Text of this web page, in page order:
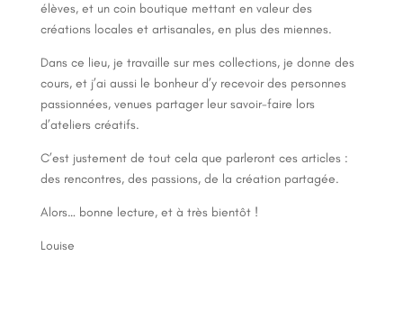
élèves, et un coin boutique mettant en valeur des
créations locales et artisanales, en plus des miennes.
Dans ce lieu, je travaille sur mes collections, je donne des
cours, et j’ai aussi le bonheur d’y recevoir des personnes
passionnées, venues partager leur savoir-faire lors
d’ateliers créatifs.
C’est justement de tout cela que parleront ces articles :
des rencontres, des passions, de la création partagée.
Alors… bonne lecture, et à très bientôt !
Louise